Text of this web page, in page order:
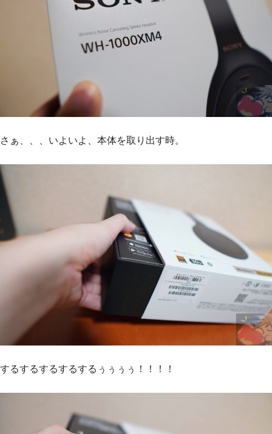
さぁ、、、いよいよ、本体を取り出す時。
するするするするするぅぅぅぅ！！！！